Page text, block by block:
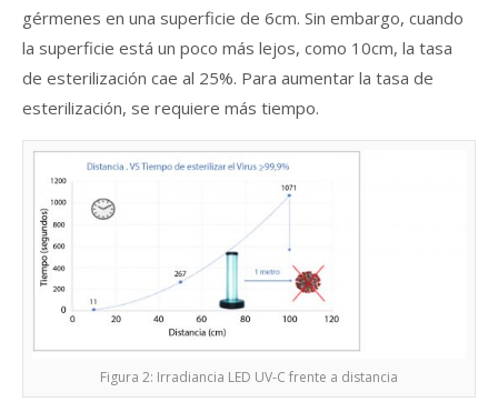
gérmenes en una superficie de 6cm. Sin embargo, cuando
la superficie está un poco más lejos, como 10cm, la tasa
de esterilización cae al 25%. Para aumentar la tasa de
esterilización, se requiere más tiempo.
Figura 2: Irradiancia LED UV-C frente a distancia